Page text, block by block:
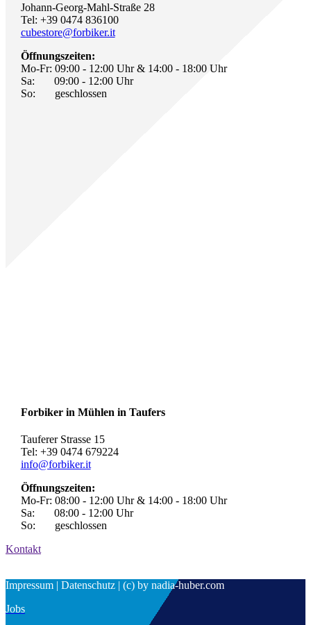
Johann-Georg-Mahl-Straße 28
Tel: +39 0474 836100
cubestore@forbiker.it
Öffnungszeiten:
Mo-Fr: 09:00 - 12:00 Uhr & 14:00 - 18:00 Uhr
Sa: 09:00 - 12:00 Uhr
So: geschlossen
Forbiker in Mühlen in Taufers
Tauferer Strasse 15
Tel: +39 0474 679224
info@forbiker.it
Öffnungszeiten:
Mo-Fr: 08:00 - 12:00 Uhr & 14:00 - 18:00 Uhr
Sa: 08:00 - 12:00 Uhr
So: geschlossen
Kontakt
Impressum | Datenschutz | (c) by nadia-huber.com
Jobs